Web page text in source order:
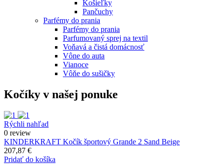
Košieľky
Pančuchy
Parfémy do prania
Parfémy do prania
Parfumovaný sprej na textil
Voňavá a čistá domácnosť
Vône do auta
Vianoce
Vôňe do sušičky
Kočíky v našej ponuke
Rýchli nahľad
0 review
KINDERKRAFT Kočík športový Grande 2 Sand Beige
207,87 €
Pridať do košíka